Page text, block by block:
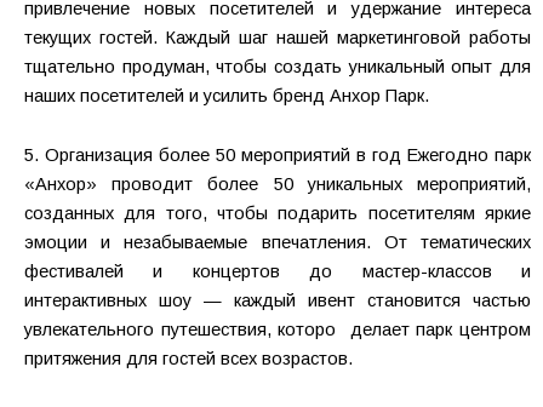
привлечение новых посетителей и удержание интереса
текущих гостей. Каждый шаг нашей маркетинговой работы
тщательно продуман, чтобы создать уникальный опыт для
наших посетителей и усилить бренд Анхор Парк.
5. Организация более 50 мероприятий в год Ежегодно парк
«Анхор» проводит более 50 уникальных мероприятий,
созданных для того, чтобы подарить посетителям яркие
эмоции и незабываемые впечатления. От тематических
фестивалей и концертов до мастер-классов и
интерактивных шоу — каждый ивент становится частью
увлекательного путешествия, которо делает парк центром
притяжения для гостей всех возрастов.